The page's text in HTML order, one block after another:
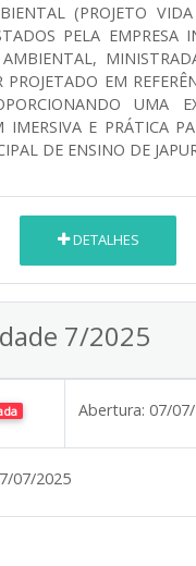
(PROJETO
PELA EMPRESA
AMBIENTAL,
EM
UMA
IMERSIVA E PRÁTICA
DE ENSINO DE
DETALHES
7/2025
Abertura: 07/
07/2025